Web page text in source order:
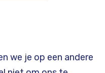
we je op een andere